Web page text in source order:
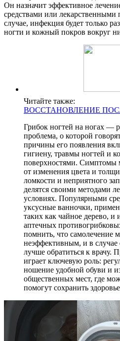
Он назначит эффективное
средствами или
случае, инфекция будет только
ногти и кожный покров вокруг
Читайте также:
ВОССТАНОВЛЕНИЕ
Грибок ногтей на ногах —
проблема, о которой
причины его появления
гигиену, травмы ногтей и
поверхностями. Симптомы
от изменения цвета и
ломкости и неприятного
делятся своими методами
условиях. Популярными
уксусные ванночки,
таких как чайное дерево, и
аптечных
помнить, что самолечение
неэффективным, и в случае
лучше обратиться к врачу.
играет ключевую роль:
ношение удобной обуви и
общественных мест, где
помогут сохранить